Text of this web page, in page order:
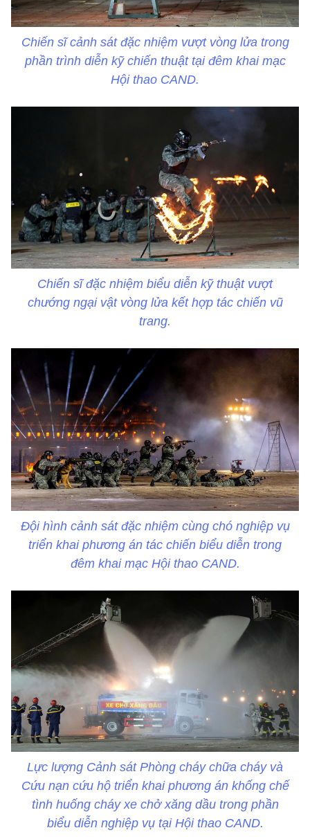
Chiến sĩ cảnh sát đặc nhiệm vượt vòng lửa trong
phần trình diễn kỹ chiến thuật tại đêm khai mạc
Hội thao CAND.
Chiến sĩ đặc nhiệm biểu diễn kỹ thuật vượt
chướng ngại vật vòng lửa kết hợp tác chiến vũ
trang.
Đội hình cảnh sát đặc nhiệm cùng chó nghiệp vụ
triển khai phương án tác chiến biểu diễn trong
đêm khai mạc Hội thao CAND.
Lực lượng Cảnh sát Phòng cháy chữa cháy và
Cứu nạn cứu hộ triển khai phương án khống chế
tình huống cháy xe chở xăng dầu trong phần
biểu diễn nghiệp vụ tại Hội thao CAND.